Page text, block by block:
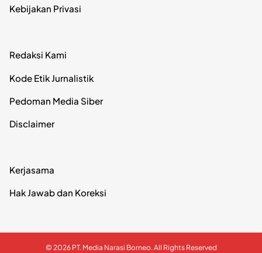
Kebijakan Privasi
Redaksi Kami
Kode Etik Jurnalistik
Pedoman Media Siber
Disclaimer
Kerjasama
Hak Jawab dan Koreksi
© 2026 PT. Media Narasi Borneo. All Rights Reserved